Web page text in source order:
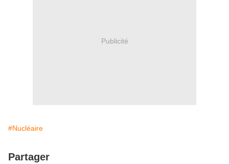
Publicité
#Nucléaire
Partager